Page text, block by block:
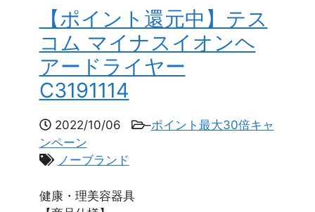
【ポイント還元中】テス
コム マイナスイオンヘ
アードライヤー
C3191114
2022/10/06 –ポイント最大30倍キャ
ンペーン
ノーブランド
健康・理美容器具